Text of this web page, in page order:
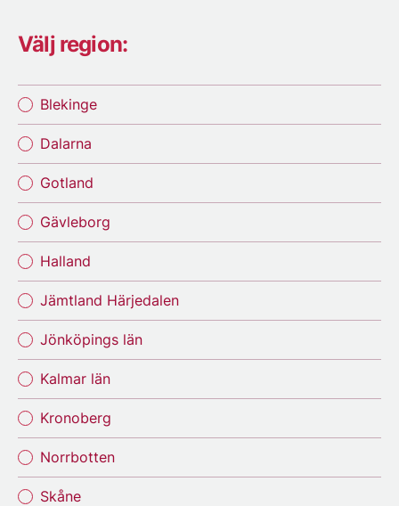
Välj region:
Blekinge
Dalarna
Gotland
Gävleborg
Halland
Jämtland Härjedalen
Jönköpings län
Kalmar län
Kronoberg
Norrbotten
Skåne